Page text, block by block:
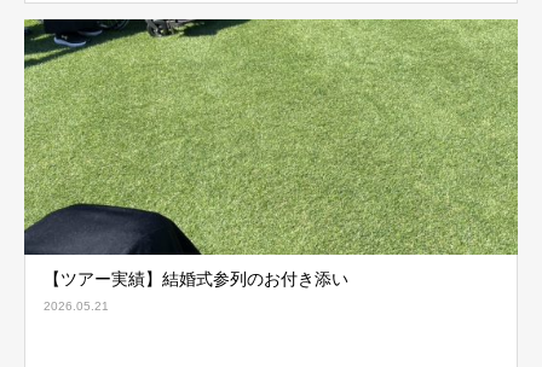
【ツアー実績】結婚式参列のお付き添い
2026.05.21